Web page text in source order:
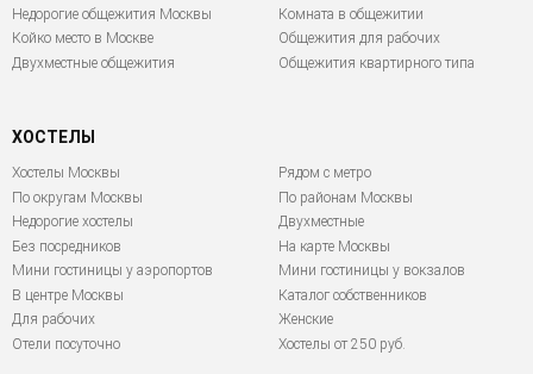
Недорогие общежития Москвы
Комната в общежитии
Койко место в Москве
Общежития для рабочих
Двухместные общежития
Общежития квартирного типа
ХОСТЕЛЫ
Хостелы Москвы
По округам Москвы
Недорогие хостелы
Без посредников
Мини гостиницы у аэропортов
В центре Москвы
Для рабочих
Отели посуточно
Рядом с метро
По районам Москвы
Двухместные
На карте Москвы
Мини гостиницы у вокзалов
Каталог собственников
Женские
Хостелы от 250 руб.